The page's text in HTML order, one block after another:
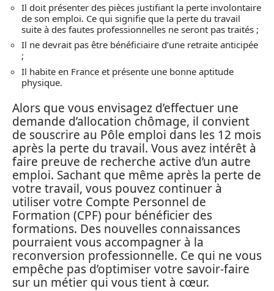
Il doit présenter des pièces justifiant la perte involontaire
de son emploi. Ce qui signifie que la perte du travail
suite à des fautes professionnelles ne seront pas traités ;
Il ne devrait pas être bénéficiaire d’une retraite anticipée
;
Il habite en France et présente une bonne aptitude
physique.
Alors que vous envisagez d’effectuer une
demande d’allocation chômage, il convient
de souscrire au Pôle emploi dans les 12 mois
après la perte du travail. Vous avez intérêt à
faire preuve de recherche active d’un autre
emploi. Sachant que même après la perte de
votre travail, vous pouvez continuer à
utiliser votre Compte Personnel de
Formation (CPF) pour bénéficier des
formations. Des nouvelles connaissances
pourraient vous accompagner à la
reconversion professionnelle. Ce qui ne vous
empêche pas d’optimiser votre savoir-faire
sur un métier qui vous tient à cœur.